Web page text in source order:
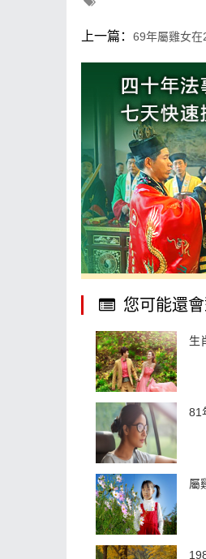
上一篇： 69年屬雞女
您可能還
生
81
屬